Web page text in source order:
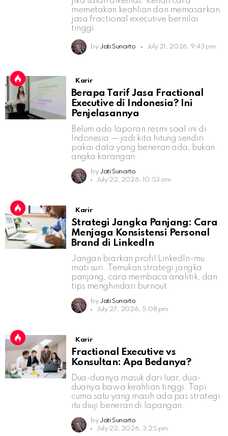
memetakan keahlian dan memasarkan
jasa fractional executive bernilai
tinggi.
by Jati Sunarto July 21, 2026, 9:43 pm
Karir
Berapa Tarif Jasa Fractional
Executive di Indonesia? Ini
Penjelasannya
Belum ada laporan resmi soal ini di
Indonesia — jadi kita hitung sendiri
pakai data yang beneran ada, bukan
angka karangan.
by Jati Sunarto
July 22, 2026, 10:53 am
Karir
Strategi Jangka Panjang: Cara
Menjaga Konsistensi Personal
Brand di LinkedIn
Jangan biarkan profil LinkedIn-mu
mati suri. Temukan strategi jangka
panjang, cara membaca analitik, dan
tips menghindari burnout.
by Jati Sunarto
July 27, 2026, 5:08 pm
Karir
Fractional Executive vs
Konsultan: Apa Bedanya?
Dua-duanya masuk dari luar, dua-
duanya bawa keahlian tinggi. Tapi
cuma satu yang masih ada pas strategi
itu diuji beneran di lapangan.
by Jati Sunarto
July 22, 2026, 3:25 pm